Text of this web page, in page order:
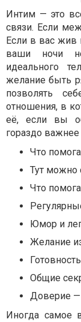
Интим — это
связи. Если
Если в вас жив
ваши ночи
идеального
желание быть
позволять
отношения, в
её, если вы
гораздо важнее
Что
Тут можно
Что
Юмор и
Желание
Общие
Доверие —
Иногда самое